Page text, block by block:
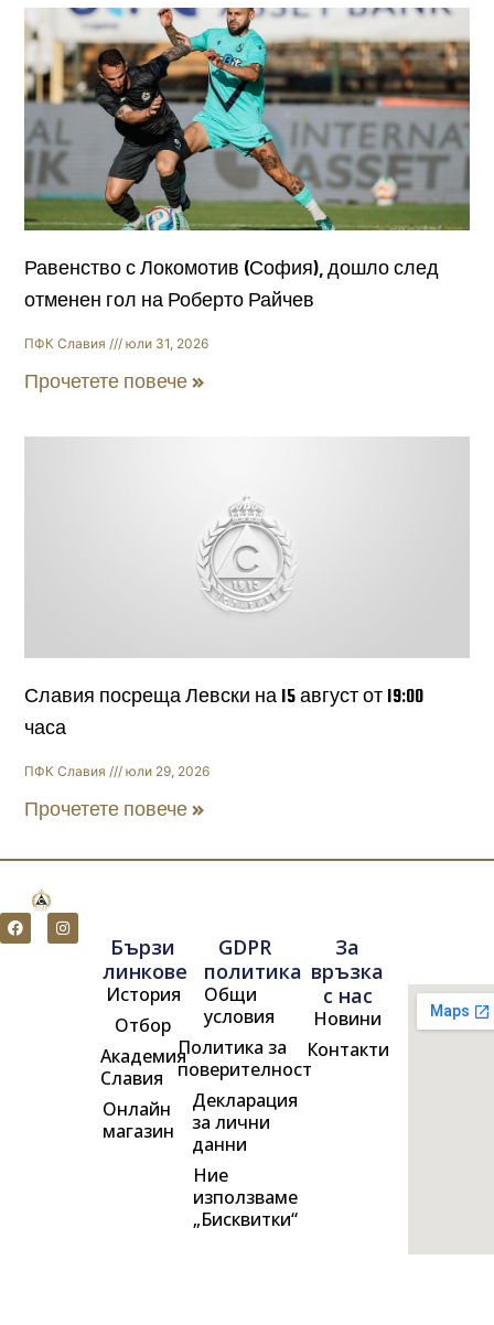
Равенство с Локомотив (София), дошло след
отменен гол на Роберто Райчев
ПФК Славия юли 31, 2026
Прочетете повече »
Славия посреща Левски на 15 август от 19:00
часа
ПФК Славия юли 29, 2026
Прочетете повече »
F
a
c
I
n
s
Бързи
линкове
История
Отбор
Академия
Славия
Онлайн
магазин
GDPR
политика
Общи
условия
Политика за
поверителност
Декларация
за лични
данни
Ние
използваме
„Бисквитки“
За
връзка
с нас
Новини
Контакти